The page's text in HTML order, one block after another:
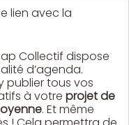
lien avec la
Collectif dispose
d’agenda.
publier tous vos
à votre projet de
. Et même